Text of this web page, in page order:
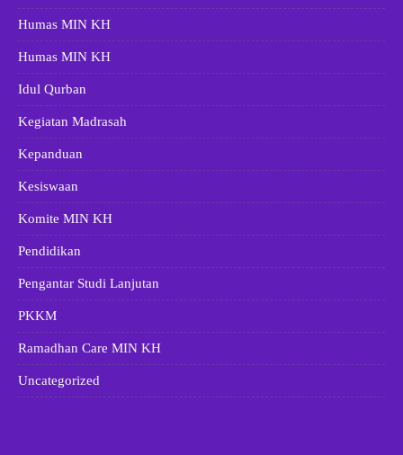
Humas MIN KH
Humas MIN KH
Idul Qurban
Kegiatan Madrasah
Kepanduan
Kesiswaan
Komite MIN KH
Pendidikan
Pengantar Studi Lanjutan
PKKM
Ramadhan Care MIN KH
Uncategorized